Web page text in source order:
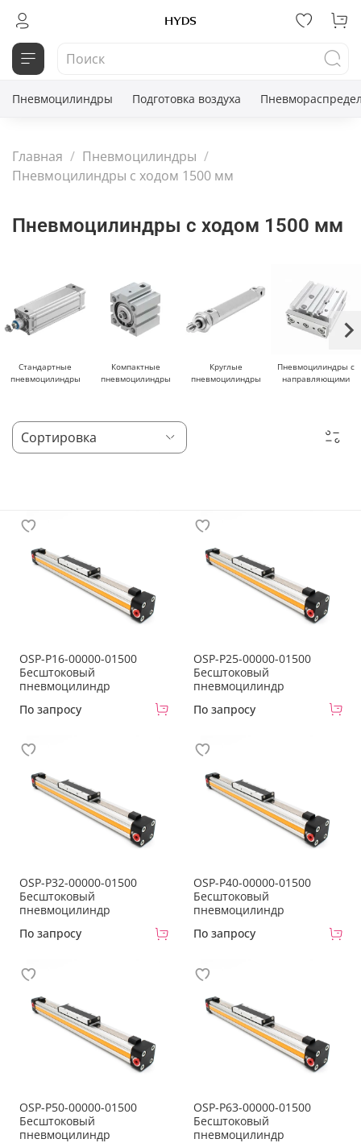
Пневмоцилиндры Подготовка воздуха
Главная
Пневмоцилиндры
Пневмоцилиндры с ходом 1500 мм
Пневмоцилиндры с ходом 1500 мм
Стандартные
пневмоцилиндры
Компактные
пневмоцилиндры
Круглые
пневмоцилиндры
Пневмоцилиндры с
направляющими
OSP-P16-00000-01500
Бесштоковый
пневмоцилиндр
По запросу
OSP-P25-00000-01500
Бесштоковый
пневмоцилиндр
По запросу
OSP-P32-00000-01500
Бесштоковый
пневмоцилиндр
По запросу
OSP-P40-00000-01500
Бесштоковый
пневмоцилиндр
По запросу
OSP-P50-00000-01500
Бесштоковый
пневмоцилиндр
OSP-P63-00000-01500
Бесштоковый
пневмоцилиндр